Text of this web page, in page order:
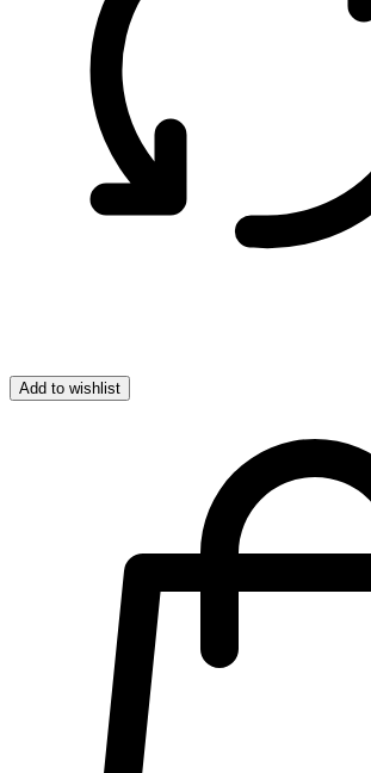
Add to wishlist